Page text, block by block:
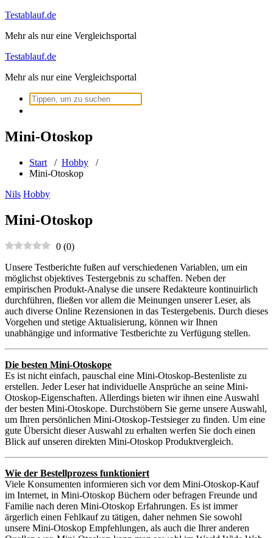
Zum
springen
Testablauf.de
Mehr als nur eine Vergleichsportal
Testablauf.de
Mehr als nur eine Vergleichsportal
Suchen
nach:
Mini-Otoskop
Start / Hobby /
Mini-Otoskop
Nils Hobby
Mini-Otoskop
0 (0)
Unsere Testberichte fußen auf verschiedenen Variablen, um ein
möglichst objektives Testergebnis zu schaffen. Neben der
empirischen Produkt-Analyse die unsere Redakteure kontinuirlich
durchführen, fließen vor allem die Meinungen unserer Leser, als
auch diverse Online Rezensionen in das Testergebenis. Durch dieses
Vorgehen und stetige Aktualisierung, können wir Ihnen
unabhängige und informative Testberichte zu Verfügung stellen.
Die besten Mini-Otoskope
Es ist nicht einfach, pauschal eine Mini-Otoskop-Bestenliste zu
erstellen. Jeder Leser hat individuelle Ansprüche an seine Mini-
Otoskop-Eigenschaften. Allerdings bieten wir ihnen eine Auswahl
der besten Mini-Otoskope. Durchstöbern Sie gerne unsere Auswahl,
um Ihren persönlichen Mini-Otoskop-Testsieger zu finden. Um eine
gute Übersicht dieser Auswahl zu erhalten werfen Sie doch einen
Blick auf unseren direkten Mini-Otoskop Produktvergleich.
Wie der Bestellprozess funktioniert
Viele Konsumenten informieren sich vor dem Mini-Otoskop-Kauf
im Internet, in Mini-Otoskop Büchern oder befragen Freunde und
Familie nach deren Mini-Otoskop Erfahrungen. Es ist immer
ärgerlich einen Fehlkauf zu tätigen, daher nehmen Sie sowohl
unsere Mini-Otoskop Empfehlungen, als auch die Ihrer anderen